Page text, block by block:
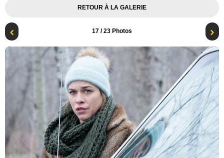
RETOUR À LA GALERIE
17 / 23 Photos